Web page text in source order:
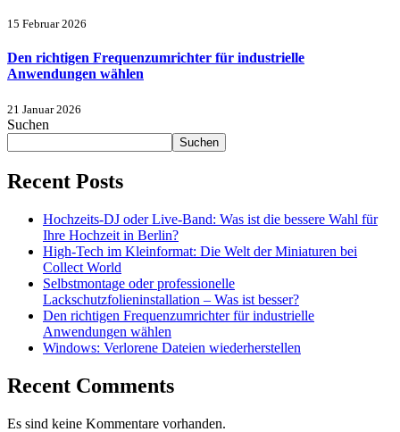
15 Februar 2026
Den richtigen Frequenzumrichter für industrielle
Anwendungen wählen
21 Januar 2026
Suchen
Suchen
Recent Posts
Hochzeits-DJ oder Live-Band: Was ist die bessere Wahl für
Ihre Hochzeit in Berlin?
High-Tech im Kleinformat: Die Welt der Miniaturen bei
Collect World
Selbstmontage oder professionelle
Lackschutzfolieninstallation – Was ist besser?
Den richtigen Frequenzumrichter für industrielle
Anwendungen wählen
Windows: Verlorene Dateien wiederherstellen
Recent Comments
Es sind keine Kommentare vorhanden.